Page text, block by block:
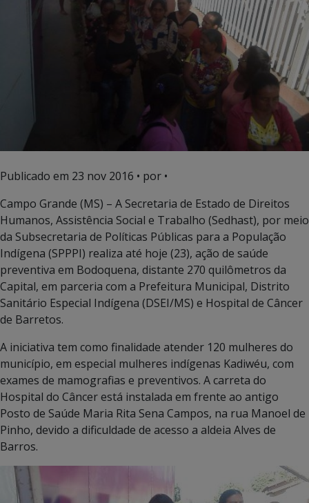
Publicado em 23 nov 2016 • por •
Campo Grande (MS) – A Secretaria de Estado de Direitos
Humanos, Assistência Social e Trabalho (Sedhast), por meio
da Subsecretaria de Políticas Públicas para a População
Indígena (SPPPI) realiza até hoje (23), ação de saúde
preventiva em Bodoquena, distante 270 quilômetros da
Capital, em parceria com a Prefeitura Municipal, Distrito
Sanitário Especial Indígena (DSEI/MS) e Hospital de Câncer
de Barretos.
A iniciativa tem como finalidade atender 120 mulheres do
município, em especial mulheres indígenas Kadiwéu, com
exames de mamografias e preventivos. A carreta do
Hospital do Câncer está instalada em frente ao antigo
Posto de Saúde Maria Rita Sena Campos, na rua Manoel de
Pinho, devido a dificuldade de acesso a aldeia Alves de
Barros.